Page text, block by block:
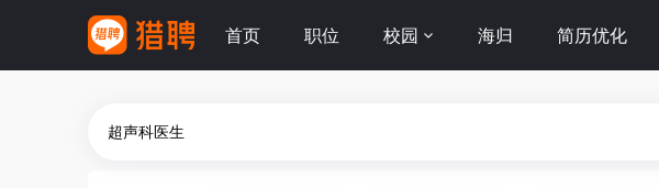
首页 职位 校园 海归 简历优化